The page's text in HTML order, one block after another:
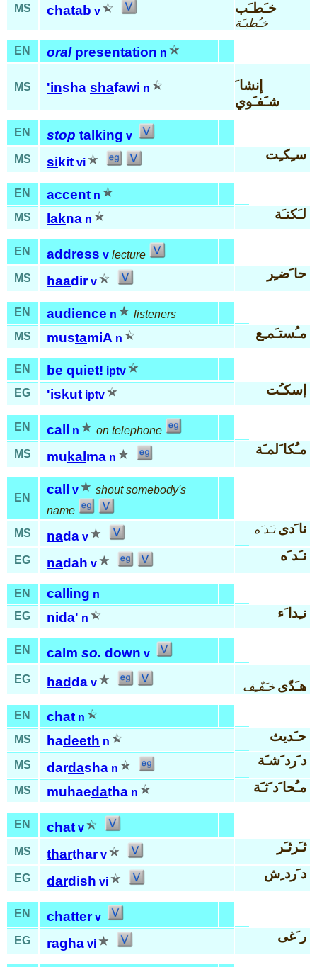
MS chatab v خـَطـَب
خـُطبـَة
EN oralpresentation n
MS 'insha shafawi n
إنشا َ
شـَفـَوي
EN stop talking v
MS
si kit vi
سـِكـِت
EN accent n
MS
lakna n لـَكنـَة
EN address v lecture
MS
haadir v
حا َضـِر
EN audience n
listeners
MS
mustamiA n مـُستـَمـِع
EN be quiet! iptv
EG
'is kut iptv إسكـُت
EN call n
on telephone
MS
mu kal ma n
مـُكا َلمـَة
EN
call v
shout somebody's
name
MS
nada v
نا َدى نـَد َه
EG nadah v
نـَد َه
EN calling n
EG
nida' n نـِدا َء
EN calm so. down v
EG hadda v هـَدّى خـَفّـِف
EN chat n
MS
hadeeth n حـَديث
MS dardasha n
د َرد َشـَة
MS muhaedatha n مـُحا َد َثـَة
EN chat v
MS
tharthar v
ثـَرثـَر
EG dardish vi
د َرد ِش
EN chatter v
EG
ragha vi
ر َغى